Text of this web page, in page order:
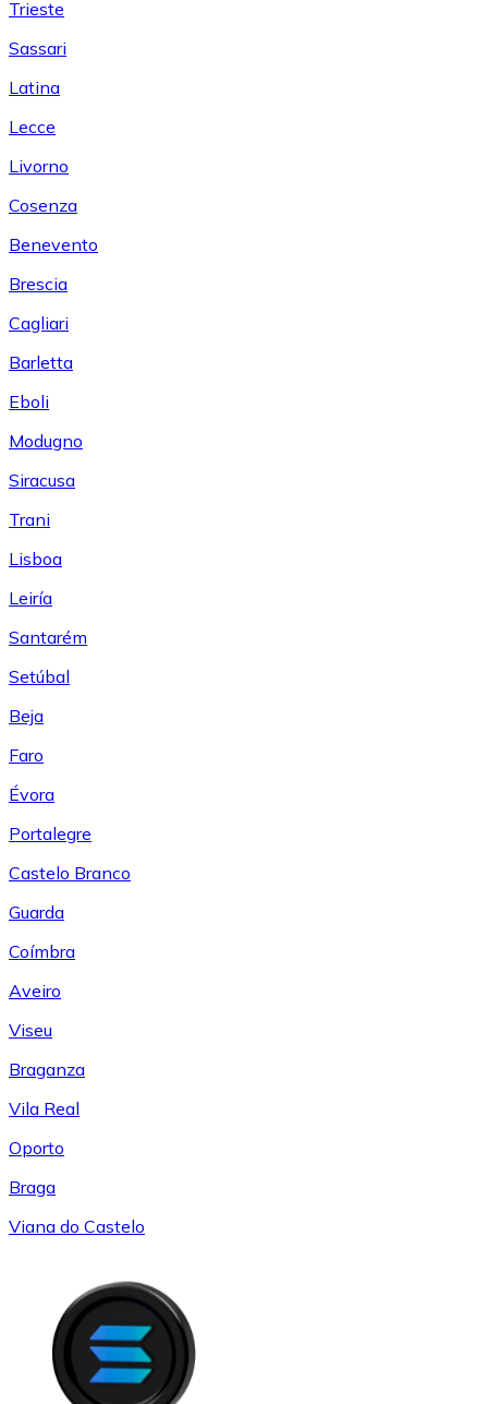
Trieste
Sassari
Latina
Lecce
Livorno
Cosenza
Benevento
Brescia
Cagliari
Barletta
Eboli
Modugno
Siracusa
Trani
Lisboa
Leiría
Santarém
Setúbal
Beja
Faro
Évora
Portalegre
Castelo Branco
Guarda
Coímbra
Aveiro
Viseu
Braganza
Vila Real
Oporto
Braga
Viana do Castelo